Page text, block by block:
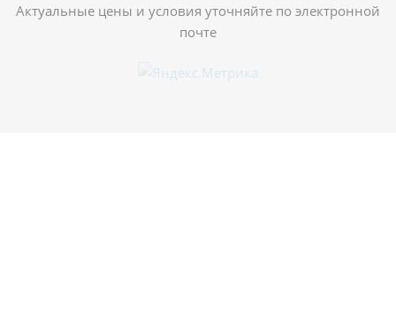
Актуальные цены и условия уточняйте по электронной
почте